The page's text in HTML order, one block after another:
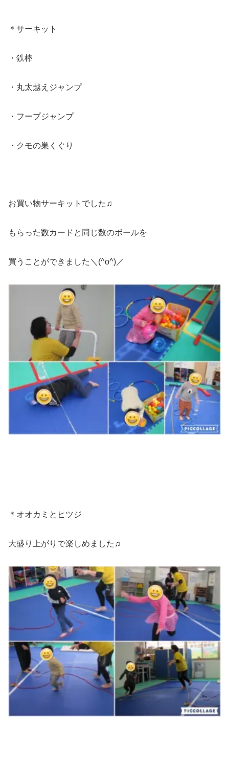
＊サーキット
・鉄棒
・丸太越えジャンプ
・フープジャンプ
・クモの巣くぐり
お買い物サーキットでした♫
もらった数カードと同じ数のボールを
買うことができました＼(^o^)／
＊オオカミとヒツジ
大盛り上がりで楽しめました♫